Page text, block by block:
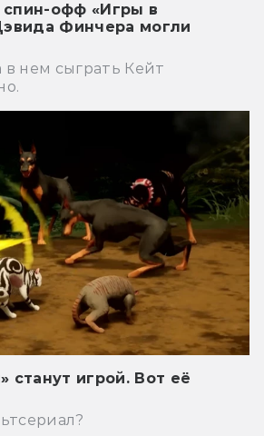
офф «Игры в
Финчера могли
нем сыграть Кейт
станут игрой. Вот её